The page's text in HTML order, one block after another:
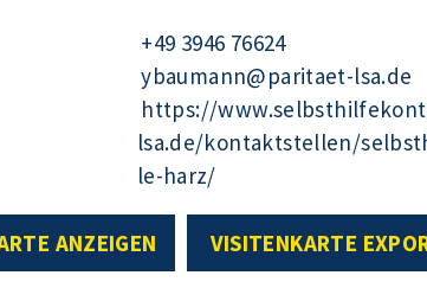
+49 3946 76624
ybaumann@paritaet-lsa.de
https://
lsa.de/kontaktstellen/
le-harz/
ANZEIGEN VISITENKARTE